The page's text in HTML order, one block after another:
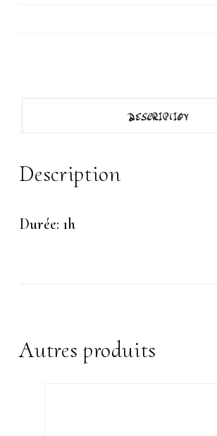
DESCRIPTION
Description
Durée: 1h
Autres produits